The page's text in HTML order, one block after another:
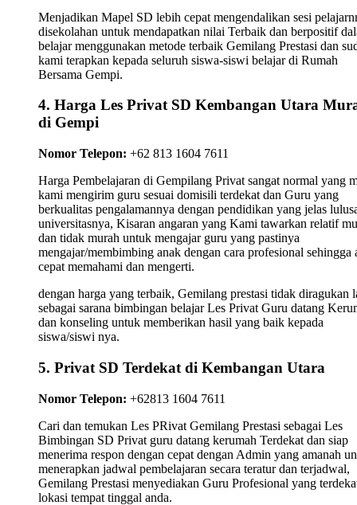
Menjadikan Mapel SD lebih cepat mengendalikan sesi
disekolahan untuk mendapatkan nilai Terbaik dan berpositif
belajar menggunakan metode terbaik Gemilang Prestasi dan
kami terapkan kepada seluruh siswa-siswi belajar di Rumah
Bersama Gempi.
4. Harga Les Privat SD Kembangan Utara
di Gempi
Nomor Telepon: +62 813 1604 7611
Harga Pembelajaran di Gempilang Privat sangat normal yang
kami mengirim guru sesuai domisili terdekat dan Guru yang
berkualitas pengalamannya dengan pendidikan yang jelas
universitasnya, Kisaran angaran yang Kami tawarkan relatif
dan tidak murah untuk mengajar guru yang pastinya
mengajar/membimbing anak dengan cara profesional sehingga
cepat memahami dan mengerti.
dengan harga yang terbaik, Gemilang prestasi tidak diragukan
sebagai sarana bimbingan belajar Les Privat Guru datang
dan konseling untuk memberikan hasil yang baik kepada
siswa/siswi nya.
5. Privat SD Terdekat di Kembangan Utara
Nomor Telepon: +62813 1604 7611
Cari dan temukan Les PRivat Gemilang Prestasi sebagai Les
Bimbingan SD Privat guru datang kerumah Terdekat dan siap
menerima respon dengan cepat dengan Admin yang amanah
menerapkan jadwal pembelajaran secara teratur dan terjadwal,
Gemilang Prestasi menyediakan Guru Profesional yang
lokasi tempat tinggal anda.